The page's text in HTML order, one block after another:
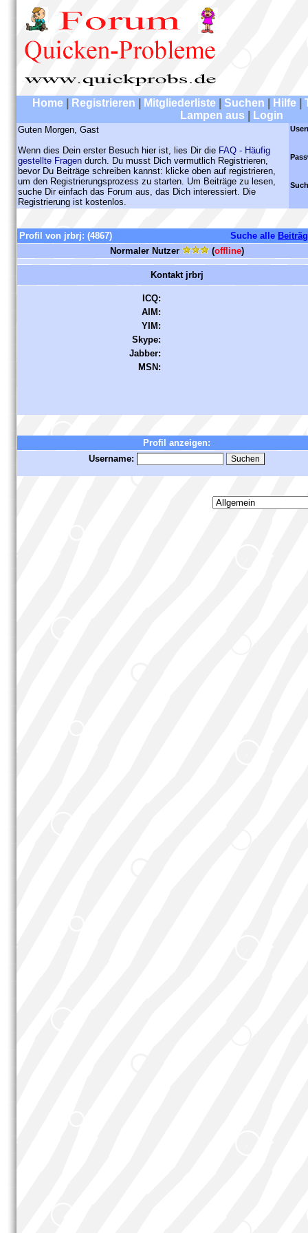
Home Registrieren Mitgliederliste Suchen Hilfe
Lampen aus
Login
Guten Morgen, Gast
Wenn dies Dein erster Besuch hier ist, lies Dir die FAQ - Häufig
gestellte Fragen durch. Du musst Dich vermutlich Registrieren,
bevor Du Beiträge schreiben kannst: klicke oben auf registrieren,
um den Registrierungsprozess zu starten. Um Beiträge zu lesen,
suche Dir einfach das Forum aus, das Dich interessiert. Die
Registrierung ist kostenlos.
Profil von jrbrj: (4867) Suche alle
Normaler Nutzer
(offline)
Kontakt jrbrj
ICQ:
AIM:
YIM:
Skype:
Jabber:
MSN:
Profil anzeigen:
Username: